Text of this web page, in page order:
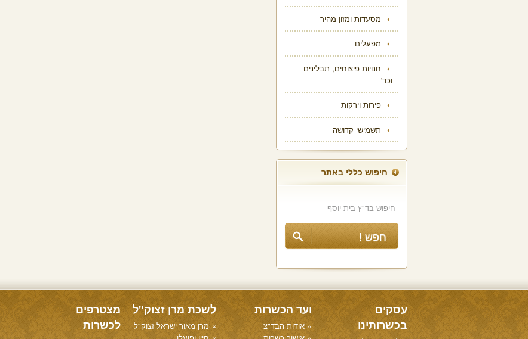
מסעדות ומזון מהיר
מפעלים
חנויות פיצוחים, תבלינים
וכד'
פירות וירקות
תשמישי קדושה
חיפוש כללי באתר
עסקים
בכשרותינו
ועד הכשרות
אודות הבד"צ
לשכת מרן זצוק"ל
מרן מאור ישראל זצוק"ל
מצטרפים
לכשרות